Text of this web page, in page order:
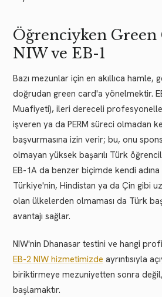
Öğrenciyken Green
NIW ve EB-1
Bazı mezunlar için en akıllıca hamle,
doğrudan green card'a yönelmektir.
Muafiyeti), ileri dereceli
işveren ya da PERM süreci olmadan
başvurmasına izin verir; bu, onu
olmayan yüksek başarılı Türk
EB-1A da benzer biçimde kendi adına
Türkiye'nin, Hindistan ya da Çin gibi
olan ülkelerden olmaması da Türk
avantajı sağlar.
NIW'nin Dhanasar testini ve hangi
EB-2 NIW hizmetimizde ayrıntısıyla
biriktirmeye mezuniyetten sonra değil,
başlamaktır.